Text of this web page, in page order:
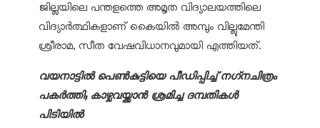
ജില്ലയിലെ പന്തളത്തെ അമൃത വിദ്യാലയത്തിലെ
വിദ്യാർത്ഥികളാണ് കൈയിൽ അമ്പും വില്ലുമേന്തി
ശ്രീരാമ, സീത വേഷവിധാനവുമായി എത്തിയത്.
വയനാട്ടിൽ പെൺകുട്ടിയെ പീഡിപ്പിച്ച്‌ നഗ്‌നചിത്രം
പകർത്തി; കാഴ്ചവയ്ക്കാൻ ശ്രമിച്ച ദമ്പതികൾ
പിടിയിൽ